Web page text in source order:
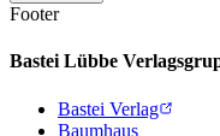
Footer
Bastei Lübbe
Bastei Verlag
Baumhaus